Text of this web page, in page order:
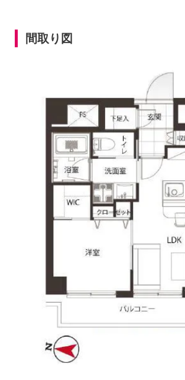
間取り図